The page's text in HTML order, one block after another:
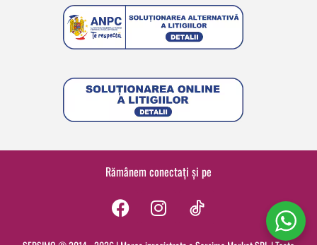
Rămânem conectați și pe
F
I